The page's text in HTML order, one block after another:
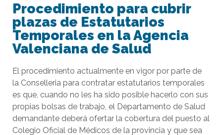
Procedimiento para cubrir
plazas de Estatutarios
Temporales en la Agencia
Valenciana de Salud
El procedimiento actualmente en vigor por parte de
la Conselleria para contratar estatutarios temporales
es que, cuando no les ha sido posible hacerlo con sus
propias bolsas de trabajo, el Departamento de Salud
demandante deberá ofertar la cobertura del puesto al
Colegio Oficial de Médicos de la provincia y que sea